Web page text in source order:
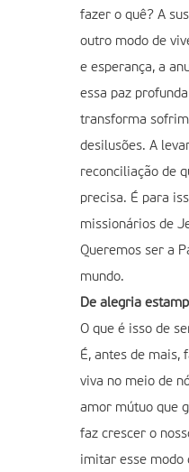
fazer o quê? A
outro modo de
e esperança, a
essa paz
transforma
desilusões. A
reconciliação de
precisa. É para
missionários de
Queremos ser a
mundo.
De alegria
O que é isso de
É, antes de mais,
viva no meio de
amor mútuo que
faz crescer o
imitar esse modo